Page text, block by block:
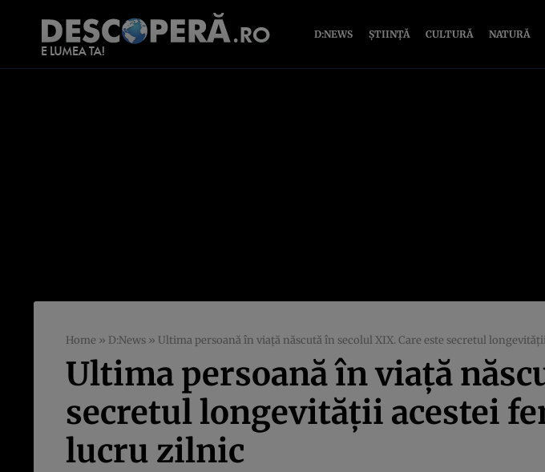
D:NEWS ȘTIINȚĂ CULTURĂ NATURĂ
Home » D:News » Ultima persoană în viaţă născută în secolul XIX. Care este secretul
Ultima persoană în viaţă
secretul longevităţii acestei
lucru zilnic